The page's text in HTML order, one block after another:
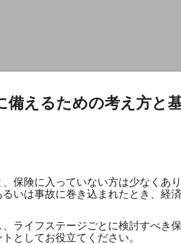
えるための考え方と
保険に入っていない方は少なくあ
いは事故に巻き込まれたとき、経
ライフステージごとに検討すべき
としてお役立てください。